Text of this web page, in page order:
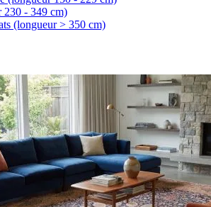
230 - 349 cm)
(longueur > 350 cm)